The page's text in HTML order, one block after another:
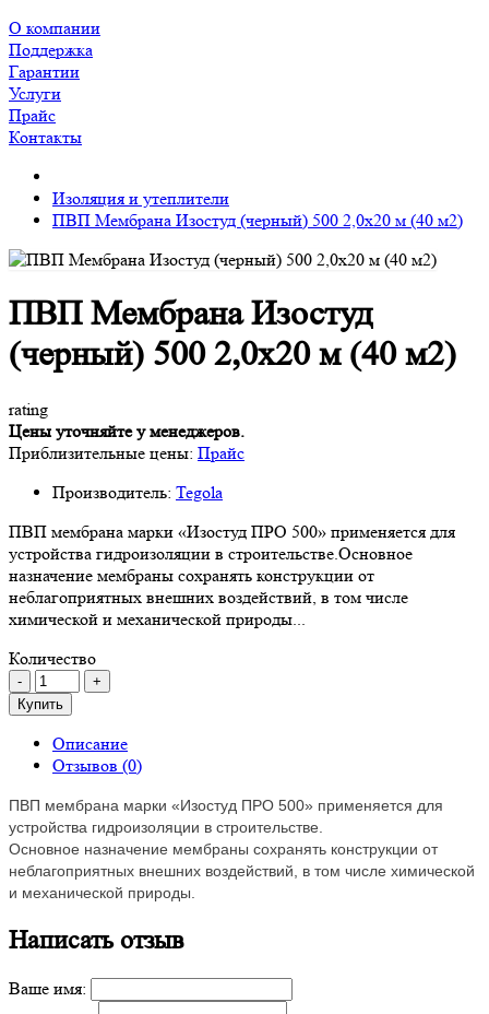
О компании
Поддержка
Гарантии
Услуги
Прайс
Контакты
Изоляция и утеплители
ПВП Мембрана Изостуд (черный) 500 2,0х20 м (40 м2)
ПВП Мембрана Изостуд
(черный) 500 2,0х20 м (40 м2)
rating
Цены уточняйте у менеджеров.
Приблизительные цены: Прайс
Производитель: Tegola
ПВП мембрана марки «Изостуд ПРО 500» применяется для
устройства гидроизоляции в строительстве.Основное
назначение мембраны сохранять конструкции от
неблагоприятных внешних воздействий, в том числе
химической и механической природы...
Количество
Купить
Описание
Отзывов (0)
ПВП мембрана марки «Изостуд ПРО 500» применяется для
устройства гидроизоляции в строительстве.
Основное назначение мембраны сохранять конструкции от
неблагоприятных внешних воздействий, в том числе химической
и механической природы.
Написать отзыв
Ваше имя: